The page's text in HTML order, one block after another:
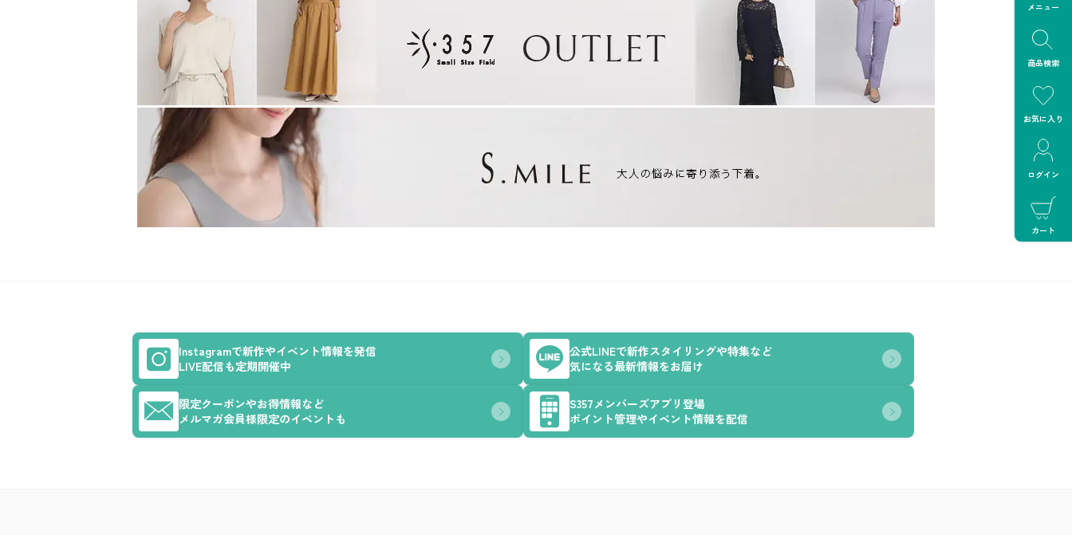
メニュー
商品検索
お気に入り
ログイン
カート
Instagramで新作やイベント情報を発信
LIVE配信も定期開催中
公式LINEで新作スタイリングや特集など
気になる最新情報をお届け
限定クーポンやお得情報など
メルマガ会員様限定のイベントも
S357メンバーズアプリ登場
ポイント管理やイベント情報を配信